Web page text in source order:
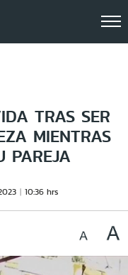
TRAS SER
MIENTRAS
PAREJA
10:36 hrs